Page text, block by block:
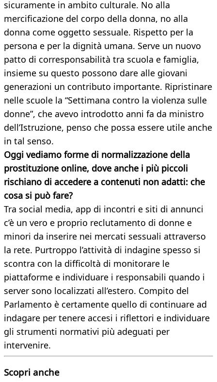
sicuramente in ambito culturale. No alla
mercificazione del corpo della donna, no alla
donna come oggetto sessuale. Rispetto per la
persona e per la dignità umana. Serve un nuovo
patto di corresponsabilità tra scuola e famiglia,
insieme su questo possono dare alle giovani
generazioni un contributo importante. Ripristinare
nelle scuole la “Settimana contro la violenza sulle
donne”, che avevo introdotto anni fa da ministro
dell’Istruzione, penso che possa essere utile anche
in tal senso.
Oggi vediamo forme di normalizzazione della
prostituzione online, dove anche i più piccoli
rischiano di accedere a contenuti non adatti: che
cosa si può fare?
Tra social media, app di incontri e siti di annunci
c’è un vero e proprio reclutamento di donne e
minori da inserire nei mercati sessuali attraverso
la rete. Purtroppo l’attività di indagine spesso si
scontra con la difficoltà di monitorare le
piattaforme e individuare i responsabili quando i
server sono localizzati all’estero. Compito del
Parlamento è certamente quello di continuare ad
indagare per tenere accesi i riflettori e individuare
gli strumenti normativi più adeguati per
intervenire.
Scopri anche